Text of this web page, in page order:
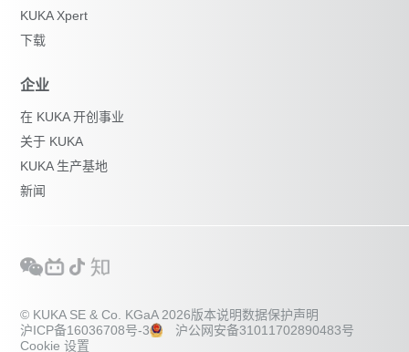
KUKA Xpert
下载
企业
在 KUKA 开创事业
关于 KUKA
KUKA 生产基地
新闻
© KUKA SE & Co. KGaA 2026版本说明数据保护声明
沪ICP备16036708号-3
沪公网安备31011702890483号
Cookie 设置